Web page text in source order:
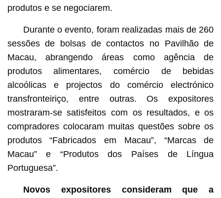
produtos e se negociarem.
Durante o evento, foram realizadas mais de 260
sessões de bolsas de contactos no Pavilhão de
Macau, abrangendo áreas como agência de
produtos alimentares, comércio de bebidas
alcoólicas e projectos do comércio electrónico
transfronteiriço, entre outras. Os expositores
mostraram-se satisfeitos com os resultados, e os
compradores colocaram muitas questões sobre os
produtos “Fabricados em Macau”, “Marcas de
Macau” e “Produtos dos Países de Língua
Portuguesa”.
Novos expositores consideram que a